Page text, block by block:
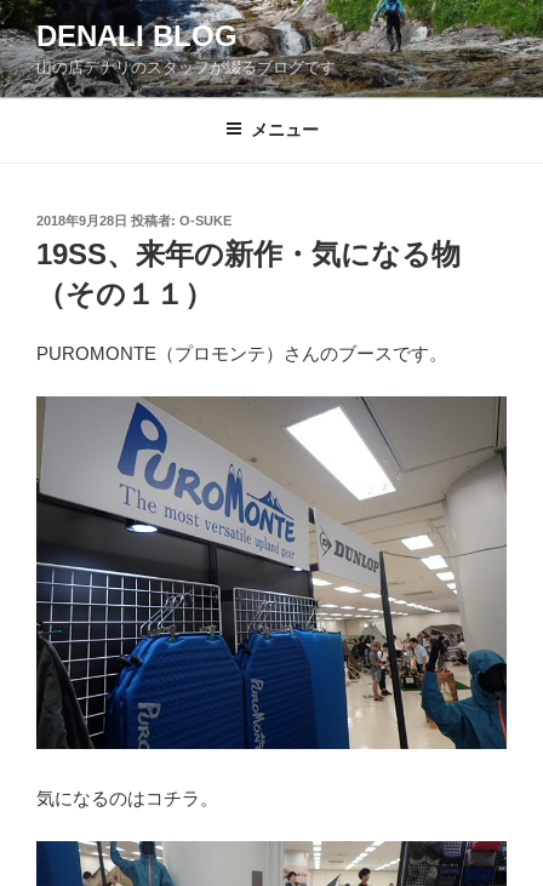
コ
ン
テ
ン
DENALI BLOG
山の店デナリのスタッフが綴るブログです
メニュー
投
稿
日:
2018年9月28日 投稿者: O-SUKE
19SS、来年の新作・気になる物
（その１１）
PUROMONTE（プロモンテ）さんのブースです。
気になるのはコチラ。